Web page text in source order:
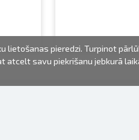
pieredzi. Turpinot
savu piekrišanu jebkurā